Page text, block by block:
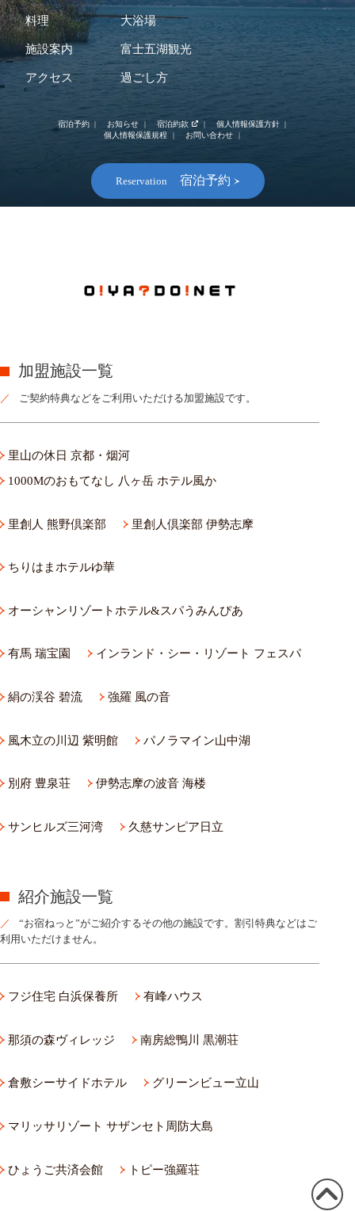
料理 大浴場
施設案内 富士五湖観光
アクセス 過ごし方
宿泊予約 お知らせ 宿泊約款
個人情報保護方針
個人情報保護規程
お問い合わせ
Reservation 宿泊予約
加盟施設一覧
ご契約特典などをご利用いただける加盟施設です。
里山の休日 京都・烟河
1000Mのおもてなし 八ヶ岳 ホテル風か
里創人 熊野倶楽部 里創人倶楽部 伊勢志摩
ちりはまホテルゆ華
オーシャンリゾートホテル&スパうみんぴあ
有馬 瑞宝園 インランド・シー・リゾート フェスパ
絹の渓谷 碧流 強羅 風の音
風木立の川辺 紫明館 パノラマイン山中湖
別府 豊泉荘 伊勢志摩の波音 海楼
サンヒルズ三河湾 久慈サンピア日立
紹介施設一覧
“お宿ねっと”がご紹介するその他の施設です。割引特典などはご
利用いただけません。
フジ住宅 白浜保養所 有峰ハウス
那須の森ヴィレッジ 南房総鴨川 黒潮荘
倉敷シーサイドホテル グリーンビュー立山
マリッサリゾート サザンセト周防大島
ひょうご共済会館 トピー強羅荘